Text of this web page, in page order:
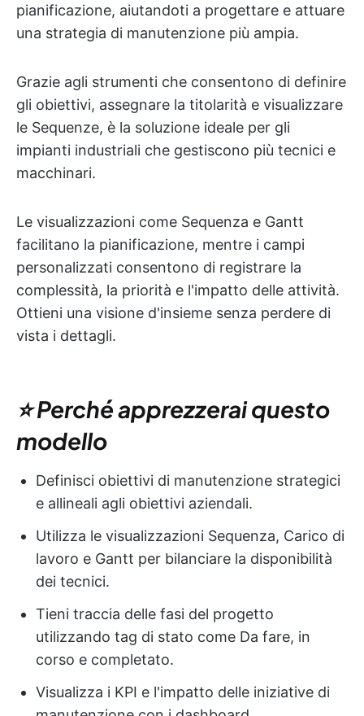
pianificazione, aiutandoti a progettare e attuare
una strategia di manutenzione più ampia.
Grazie agli strumenti che consentono di definire
gli obiettivi, assegnare la titolarità e visualizzare
le Sequenze, è la soluzione ideale per gli
impianti industriali che gestiscono più tecnici e
macchinari.
Le visualizzazioni come Sequenza e Gantt
facilitano la pianificazione, mentre i campi
personalizzati consentono di registrare la
complessità, la priorità e l'impatto delle attività.
Ottieni una visione d'insieme senza perdere di
vista i dettagli.
⭐ Perché apprezzerai questo
modello
Definisci obiettivi di manutenzione strategici
e allineali agli obiettivi aziendali.
Utilizza le visualizzazioni Sequenza, Carico di
lavoro e Gantt per bilanciare la disponibilità
dei tecnici.
Tieni traccia delle fasi del progetto
utilizzando tag di stato come Da fare, in
corso e completato.
Visualizza i KPI e l'impatto delle iniziative di